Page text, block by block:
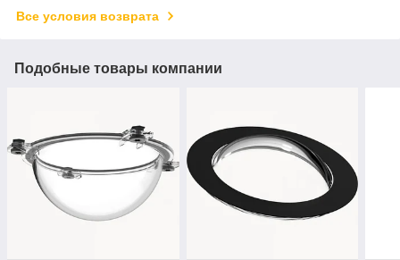
Все условия возврата
Подобные товары компании